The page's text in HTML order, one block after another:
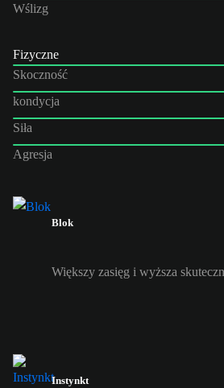
Wślizg
Fizyczne
Skoczność
kondycja
Siła
Agresja
Blok
Większy zasięg i wyższa
Instynkt